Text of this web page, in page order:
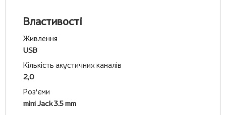
Властивості
Живлення
USB
Кількість акустичних каналів
2,0
Роз'єми
mini Jack 3.5 mm